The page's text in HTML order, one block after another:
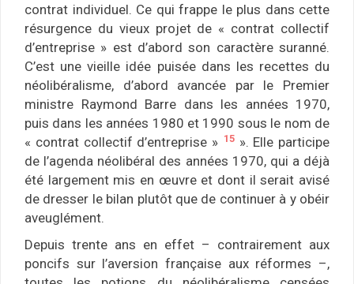
contrat individuel. Ce qui frappe le plus dans cette
résurgence du vieux projet de « contrat collectif
d’entreprise » est d’abord son caractère suranné.
C’est une vieille idée puisée dans les recettes du
néolibéralisme, d’abord avancée par le Premier
ministre Raymond Barre dans les années 1970,
puis dans les années 1980 et 1990 sous le nom de
« contrat collectif d’entreprise » 15». Elle participe
de l’agenda néolibéral des années 1970, qui a déjà
été largement mis en œuvre et dont il serait avisé
de dresser le bilan plutôt que de continuer à y obéir
aveuglément.
Depuis trente ans en effet – contrairement aux
poncifs sur l’aversion française aux réformes –,